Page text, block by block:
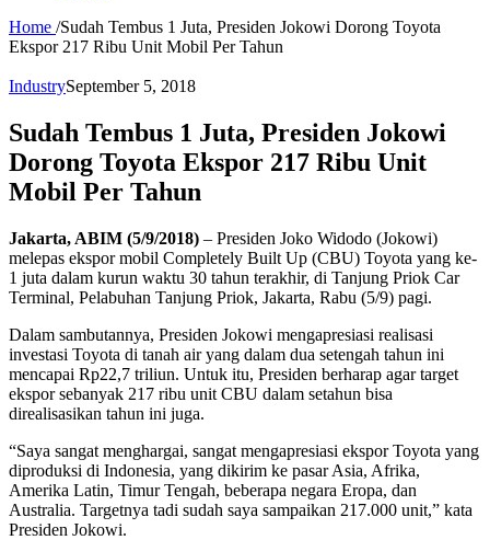
Home /Sudah Tembus 1 Juta, Presiden Jokowi Dorong Toyota
Ekspor 217 Ribu Unit Mobil Per Tahun
IndustrySeptember 5, 2018
Sudah Tembus 1 Juta, Presiden Jokowi
Dorong Toyota Ekspor 217 Ribu Unit
Mobil Per Tahun
Jakarta, ABIM (5/9/2018) – Presiden Joko Widodo (Jokowi)
melepas ekspor mobil Completely Built Up (CBU) Toyota yang ke-
1 juta dalam kurun waktu 30 tahun terakhir, di Tanjung Priok Car
Terminal, Pelabuhan Tanjung Priok, Jakarta, Rabu (5/9) pagi.
Dalam sambutannya, Presiden Jokowi mengapresiasi realisasi
investasi Toyota di tanah air yang dalam dua setengah tahun ini
mencapai Rp22,7 triliun. Untuk itu, Presiden berharap agar target
ekspor sebanyak 217 ribu unit CBU dalam setahun bisa
direalisasikan tahun ini juga.
“Saya sangat menghargai, sangat mengapresiasi ekspor Toyota yang
diproduksi di Indonesia, yang dikirim ke pasar Asia, Afrika,
Amerika Latin, Timur Tengah, beberapa negara Eropa, dan
Australia. Targetnya tadi sudah saya sampaikan 217.000 unit,” kata
Presiden Jokowi.